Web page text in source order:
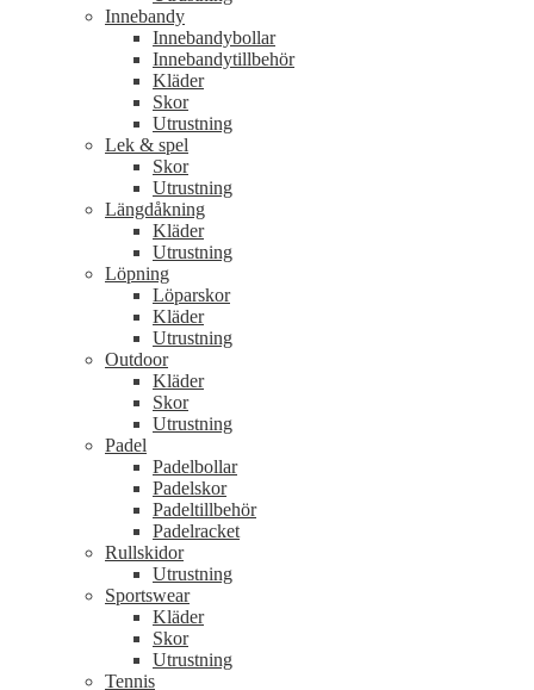
Innebandy
Innebandybollar
Innebandytillbehör
Kläder
Skor
Utrustning
Lek & spel
Skor
Utrustning
Längdåkning
Kläder
Utrustning
Löpning
Löparskor
Kläder
Utrustning
Outdoor
Kläder
Skor
Utrustning
Padel
Padelbollar
Padelskor
Padeltillbehör
Padelracket
Rullskidor
Utrustning
Sportswear
Kläder
Skor
Utrustning
Tennis